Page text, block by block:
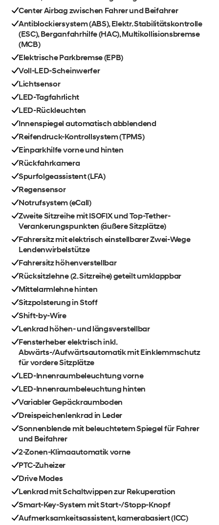
Center Airbag zwischen Fahrer und Beifahrer
Antiblockiersystem (ABS), Elektr. Stabilitätskontrolle
(ESC), Berganfahrhilfe (HAC), Multikollisionsbremse
(MCB)
Elektrische Parkbremse (EPB)
Voll-LED-Scheinwerfer
Lichtsensor
LED-Tagfahrlicht
LED-Rückleuchten
Innenspiegel automatisch abblendend
Reifendruck-Kontrollsystem (TPMS)
Einparkhilfe vorne und hinten
Rückfahrkamera
Spurfolgeassistent (LFA)
Regensensor
Notrufsystem (eCall)
Zweite Sitzreihe mit ISOFIX und Top-Tether-
Verankerungspunkten (äußere Sitzplätze)
Fahrersitz mit elektrisch einstellbarer Zwei-Wege
Lendenwirbelstütze
Fahrersitz höhenverstellbar
Rücksitzlehne (2. Sitzreihe) geteilt umklappbar
Mittelarmlehne hinten
Sitzpolsterung in Stoff
Shift-by-Wire
Lenkrad höhen- und längsverstellbar
Fensterheber elektrisch inkl.
Abwärts-/Aufwärtsautomatik mit Einklemmschutz
für vordere Sitzplätze
LED-Innenraumbeleuchtung vorne
LED-Innenraumbeleuchtung hinten
Variabler Gepäckraumboden
Dreispeichenlenkrad in Leder
Sonnenblende mit beleuchtetem Spiegel für Fahrer
und Beifahrer
2-Zonen-Klimaautomatik vorne
PTC-Zuheizer
Drive Modes
Lenkrad mit Schaltwippen zur Rekuperation
Smart-Key-System mit Start-/Stopp-Knopf
Aufmerksamkeitsassistent, kamerabasiert (ICC)